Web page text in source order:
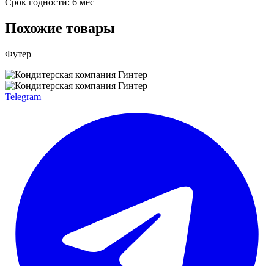
Похожие товары
Футер
Telegram